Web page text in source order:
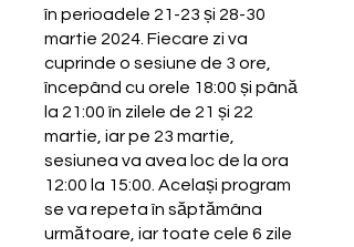
în perioadele 21-23 și 28-30
martie 2024. Fiecare zi va
cuprinde o sesiune de 3 ore,
începând cu orele 18:00 și până
la 21:00 în zilele de 21 și 22
martie, iar pe 23 martie,
sesiunea va avea loc de la ora
12:00 la 15:00. Același program
se va repeta în săptămâna
următoare, iar toate cele 6 zile